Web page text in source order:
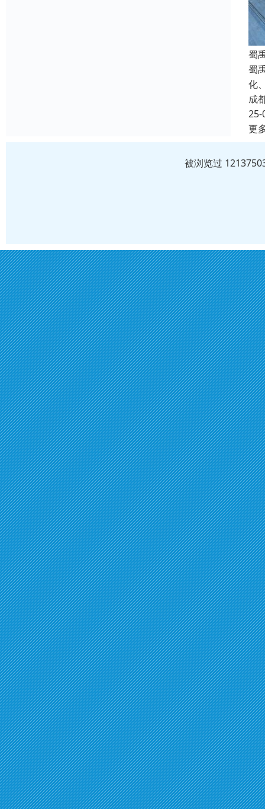
蜀
蜀
化
成
25-
更
被浏览过